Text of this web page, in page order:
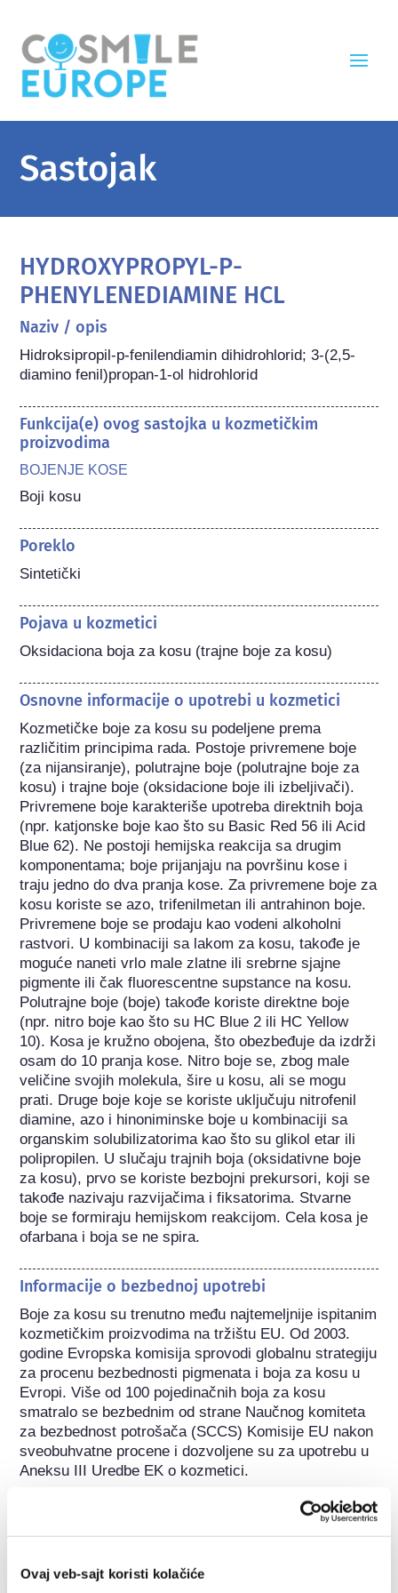
Ovaj veb-sajt koristi kolačiće
Sastojak
HYDROXYPROPYL-P-
PHENYLENEDIAMINE HCL
Naziv / opis
Hidroksipropil-p-fenilendiamin dihidrohlorid; 3-(2,5-
diamino fenil)propan-1-ol hidrohlorid
Funkcija(e) ovog sastojka u kozmetičkim
proizvodima
BOJENJE KOSE
Boji kosu
Poreklo
Sintetički
Pojava u kozmetici
Oksidaciona boja za kosu (trajne boje za kosu)
Osnovne informacije o upotrebi u kozmetici
Kozmetičke boje za kosu su podeljene prema
različitim principima rada. Postoje privremene boje
(za nijansiranje), polutrajne boje (polutrajne boje za
kosu) i trajne boje (oksidacione boje ili izbeljivači).
Privremene boje karakteriše upotreba direktnih boja
(npr. katjonske boje kao što su Basic Red 56 ili Acid
Blue 62). Ne postoji hemijska reakcija sa drugim
komponentama; boje prijanjaju na površinu kose i
traju jedno do dva pranja kose. Za privremene boje za
kosu koriste se azo, trifenilmetan ili antrahinon boje.
Privremene boje se prodaju kao vodeni alkoholni
rastvori. U kombinaciji sa lakom za kosu, takođe je
moguće naneti vrlo male zlatne ili srebrne sjajne
pigmente ili čak fluorescentne supstance na kosu.
Polutrajne boje (boje) takođe koriste direktne boje
(npr. nitro boje kao što su HC Blue 2 ili HC Yellow
10). Kosa je kružno obojena, što obezbeđuje da izdrži
osam do 10 pranja kose. Nitro boje se, zbog male
veličine svojih molekula, šire u kosu, ali se mogu
prati. Druge boje koje se koriste uključuju nitrofenil
diamine, azo i hinoniminske boje u kombinaciji sa
organskim solubilizatorima kao što su glikol etar ili
polipropilen. U slučaju trajnih boja (oksidativne boje
za kosu), prvo se koriste bezbojni prekursori, koji se
takođe nazivaju razvijačima i fiksatorima. Stvarne
boje se formiraju hemijskom reakcijom. Cela kosa je
ofarbana i boja se ne spira.
Informacije o bezbednoj upotrebi
Boje za kosu su trenutno među najtemeljnije ispitanim
kozmetičkim proizvodima na tržištu EU. Od 2003.
godine Evropska komisija sprovodi globalnu strategiju
za procenu bezbednosti pigmenata i boja za kosu u
Evropi. Više od 100 pojedinačnih boja za kosu
smatralo se bezbednim od strane Naučnog komiteta
za bezbednost potrošača (SCCS) Komisije EU nakon
sveobuhvatne procene i dozvoljene su za upotrebu u
Aneksu III Uredbe EK o kozmetici.
https://ec.europa.eu/health/scientific_committees/doc
Veze ka naučnim recenzijama